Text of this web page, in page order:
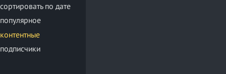
сортировать по дате
популярное
контентные
подписчики